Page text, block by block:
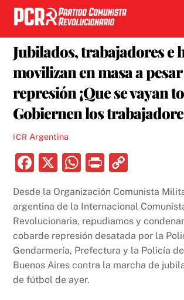
Skip
content
Jubilados, trabajadores e
movilizan en masa a
represión ¡Que se vayan
Gobiernen los
ICR Argentina
F
c
e
b
o
o
X
W
at
s
A
p
p
P
nt p
y
Li
n
k
Desde la Organización Comunista
argentina de la Internacional
Revolucionaria, repudiamos y
cobarde represión desatada por la
Gendarmería, Prefectura y la Policía
Buenos Aires contra la marcha de
de fútbol de ayer.